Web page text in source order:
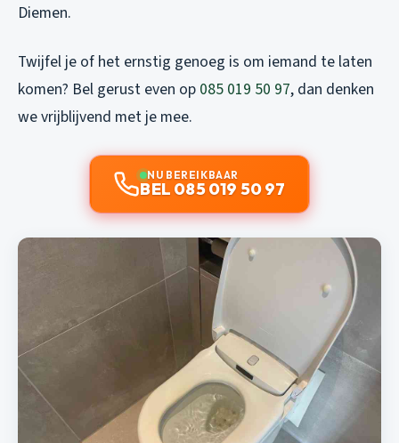
Diemen.
Twijfel je of het ernstig genoeg is om iemand te laten
komen? Bel gerust even op 085 019 50 97, dan denken
we vrijblijvend met je mee.
NU BEREIKBAAR
BEL 085 019 50 97